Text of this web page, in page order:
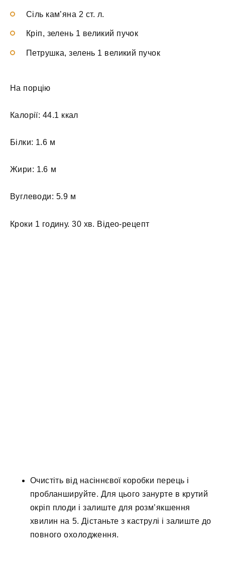
Сіль кам’яна 2 ст. л.
Кріп, зелень 1 великий пучок
Петрушка, зелень 1 великий пучок
На порцію
Калорії: 44.1 ккал
Білки: 1.6 м
Жири: 1.6 м
Вуглеводи: 5.9 м
Кроки 1 годину. 30 хв. Відео-рецепт
Очистіть від насіннєвої коробки перець і
пробланшируйте. Для цього занурте в крутий
окріп плоди і залиште для розм’якшення
хвилин на 5. Дістаньте з каструлі і залиште до
повного охолодження.